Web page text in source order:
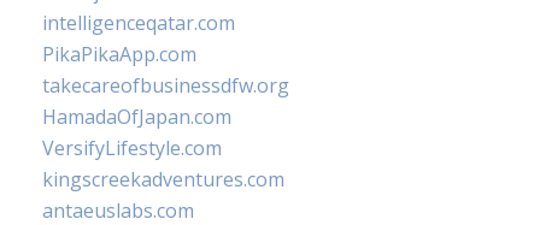
intelligenceqatar.com
PikaPikaApp.com
takecareofbusinessdfw.org
HamadaOfJapan.com
VersifyLifestyle.com
kingscreekadventures.com
antaeuslabs.com